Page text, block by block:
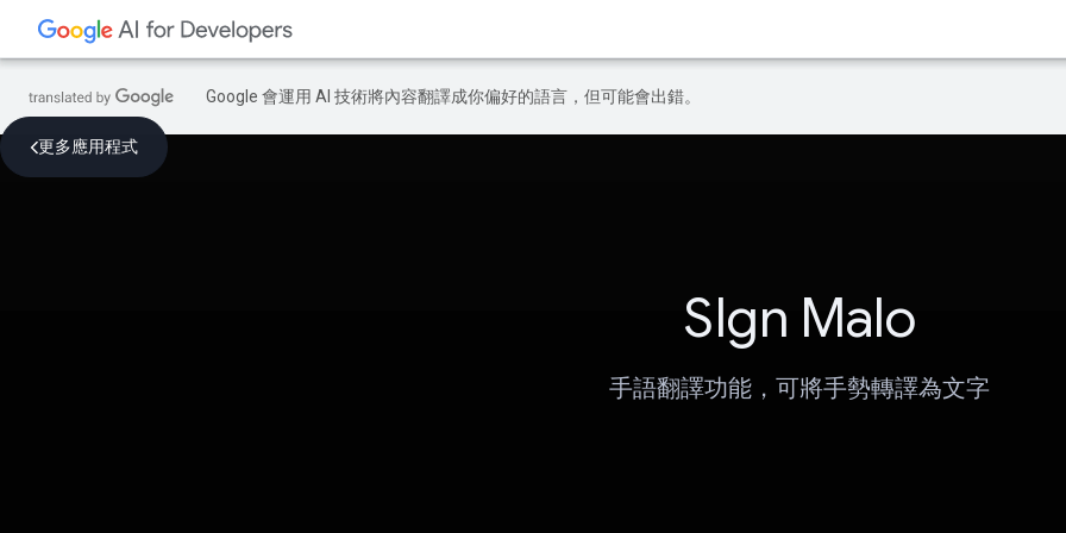
Google 會運用 AI 技術將內容翻譯成你偏好的語言，但可能會出錯。
更多應用程式
SIgn Malo
手語翻譯功能，可將手勢轉譯為文字